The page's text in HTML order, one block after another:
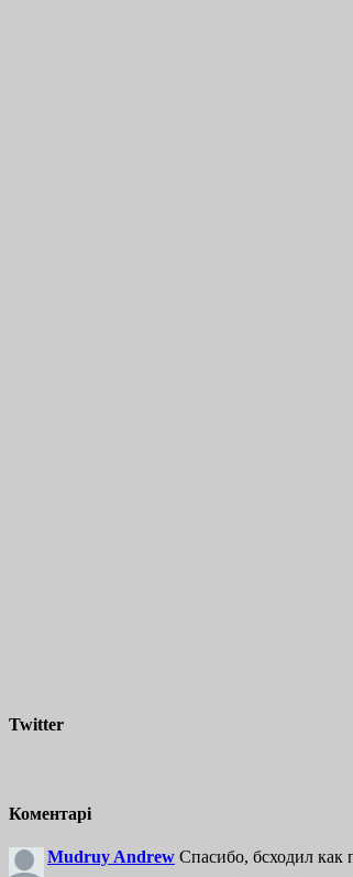
Twitter
Коментарі
Mudruy Andrew Спасибо, бсходил как